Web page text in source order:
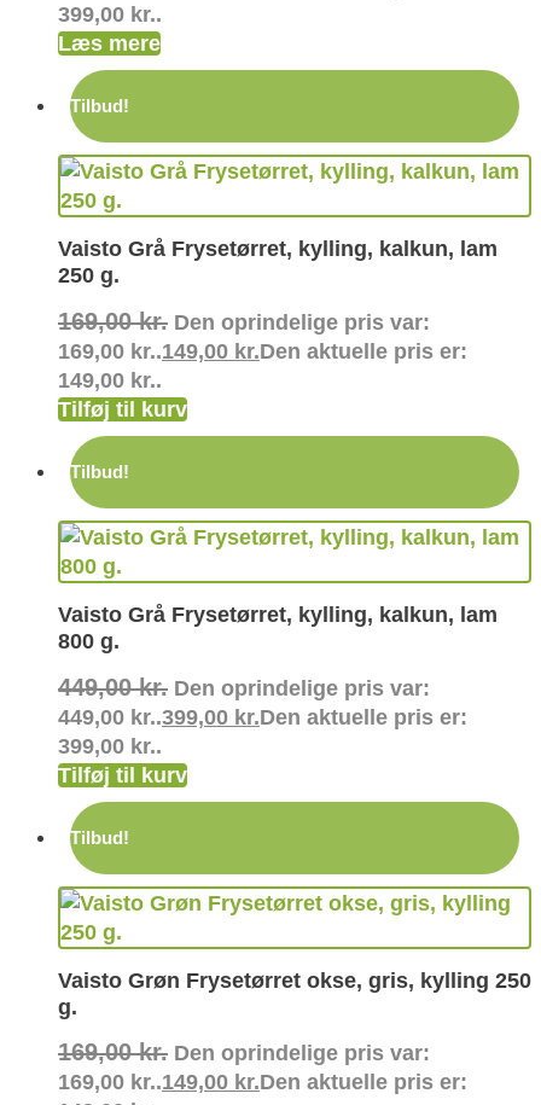
399,00 kr..
Læs mere
Tilbud!
Vaisto Grå Frysetørret, kylling, kalkun, lam
250 g.
169,00kr. Den oprindelige pris var:
169,00 kr..149,00 kr.Den aktuelle pris er:
149,00 kr..
Tilføj til kurv
Tilbud!
Vaisto Grå Frysetørret, kylling, kalkun, lam
800 g.
449,00kr. Den oprindelige pris var:
449,00 kr..399,00 kr.Den aktuelle pris er:
399,00 kr..
Tilføj til kurv
Tilbud!
Vaisto Grøn Frysetørret okse, gris, kylling 250
g.
169,00kr. Den oprindelige pris var:
169,00 kr..149,00 kr.Den aktuelle pris er: